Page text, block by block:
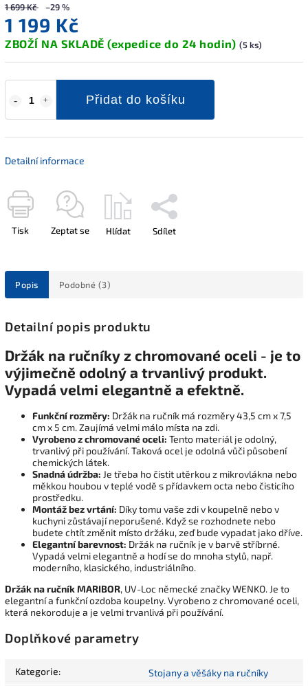
1 699 Kč –29 %
1 199 Kč
ZBOŽÍ NA SKLADĚ (expedice do 24 hodin) (5 ks)
Přidat do košíku
Detailní informace
Tisk Zeptat se Hlídat Sdílet
Popis Podobné (3)
Detailní popis produktu
Držák na ručníky z chromované oceli - je to
výjimečně odolný a trvanlivý produkt.
Vypadá velmi elegantně a efektně.
Funkční rozměry: Držák na ručník má rozměry 43,5 cm x 7,5
cm x 5 cm. Zaujímá velmi málo místa na zdi.
Vyrobeno z chromované oceli: Tento materiál je odolný,
trvanlivý při používání. Taková ocel je odolná vůči působení
chemických látek.
Snadná údržba: Je třeba ho čistit utěrkou z mikrovlákna nebo
měkkou houbou v teplé vodě s přídavkem octa nebo čisticího
prostředku.
Montáž bez vrtání: Díky tomu vaše zdi v koupelně nebo v
kuchyni zůstávají neporušené. Když se rozhodnete nebo
budete chtít změnit místo držáku, zeď bude vypadat jako dříve.
Elegantní barevnost: Držák na ručník je v barvě stříbrné.
Vypadá velmi elegantně a hodí se do mnoha stylů, např.
moderního, klasického, industriálního.
Držák na ručník MARIBOR, UV-Loc německé značky WENKO. Je to
elegantní a funkční ozdoba koupelny. Vyrobeno z chromované oceli,
která nekoroduje a je velmi trvanlivá při používání.
Doplňkové parametry
Kategorie: Stojany a věšáky na ručníky